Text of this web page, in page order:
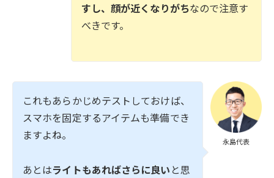
すし、顔が近くなりがちなので注意す
べきです。
永島代表
これもあらかじめテストしておけば、
スマホを固定するアイテムも準備でき
ますよね。
あとはライトもあればさらに良い と思